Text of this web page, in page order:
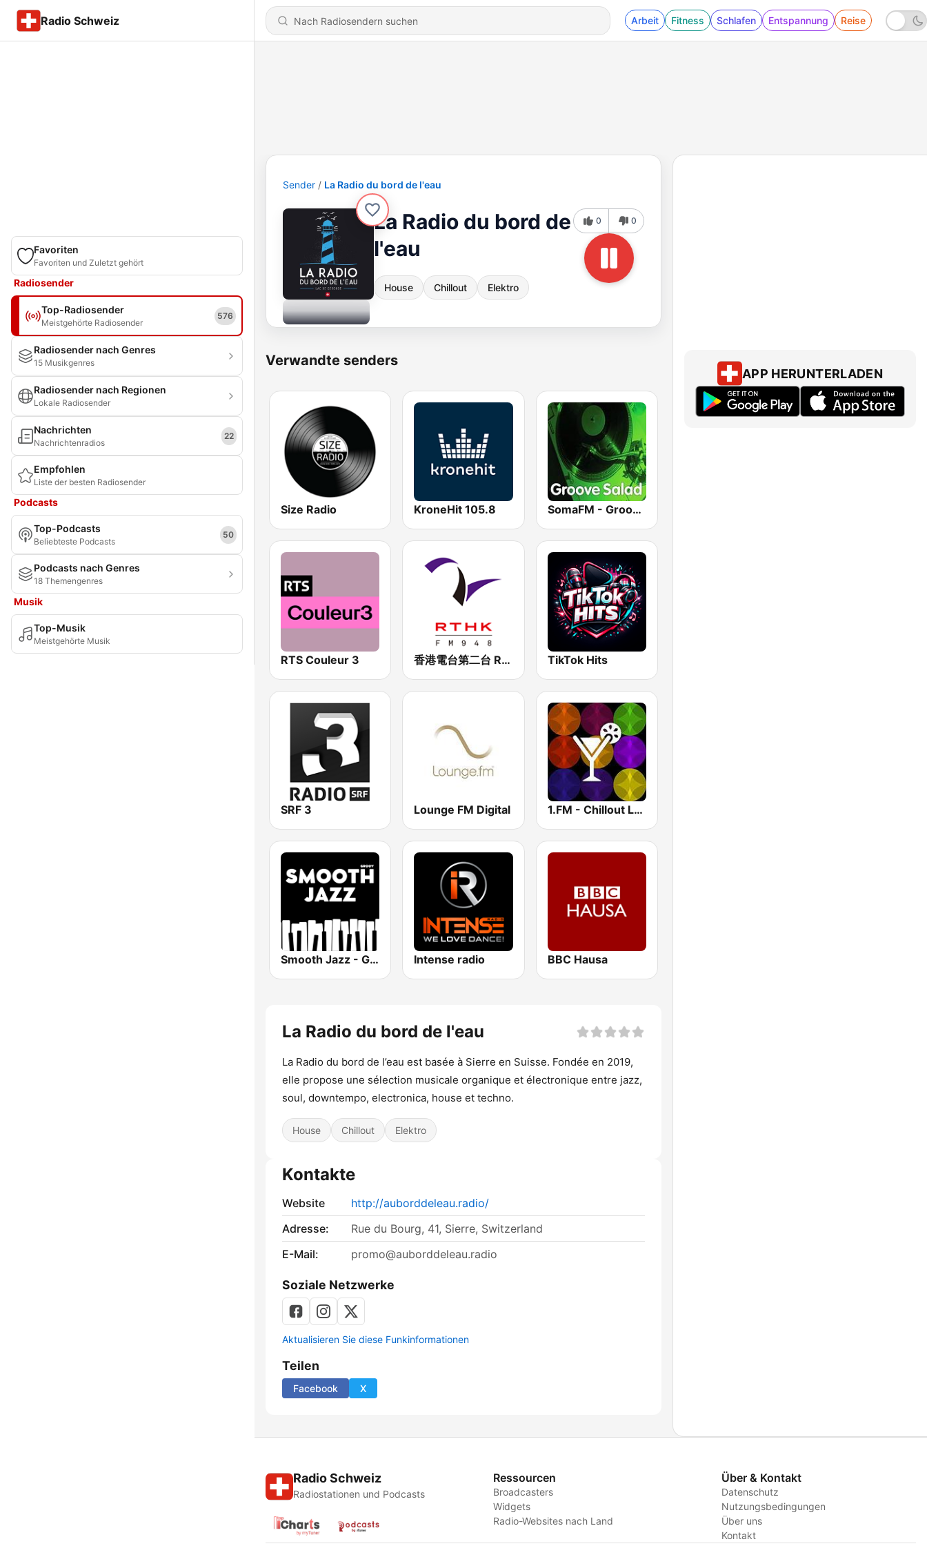
Radio Schweiz Arbeit Fitness Schlafen Entspannung Reise
Favoriten
Favoriten und Zuletzt gehört
Radiosender
Top-Radiosender
Meistgehörte Radiosender
576
Radiosender nach Genres
15 Musikgenres
Radiosender nach Regionen
Lokale Radiosender
Nachrichten
Nachrichtenradios
22
Empfohlen
Liste der besten Radiosender
Podcasts
Top-Podcasts
Beliebteste Podcasts
50
Podcasts nach Genres
18 Themengenres
Musik
Top-Musik
Meistgehörte Musik
Sender La Radio du bord de l'eau
La Radio du bord de
l'eau
House Chillout Elektro
0 0
Verwandte senders
Size Radio KroneHit 105.8 SomaFM - Groove Salad
RTS Couleur 3 香港電台第二台 RTHK Radio 2 TikTok Hits
SRF 3 Lounge FM Digital 1.FM - Chillout Lounge
Smooth Jazz - Groov Intense radio BBC Hausa
La Radio du bord de l'eau
La Radio du bord de l’eau est basée à Sierre en Suisse. Fondée en 2019,
elle propose une sélection musicale organique et électronique entre jazz,
soul, downtempo, electronica, house et techno.
House Chillout Elektro
Kontakte
Website
http://auborddeleau.radio/
Adresse:
Rue du Bourg, 41, Sierre, Switzerland
E-Mail:
promo@auborddeleau.radio
Soziale Netzwerke
Aktualisieren Sie diese Funkinformationen
Teilen
Facebook X
APP HERUNTERLADEN
Radio Schweiz
Radiostationen und Podcasts
Ressourcen
Broadcasters
Widgets
Radio-Websites nach Land
Über & Kontakt
Datenschutz
Nutzungsbedingungen
Über uns
Kontakt